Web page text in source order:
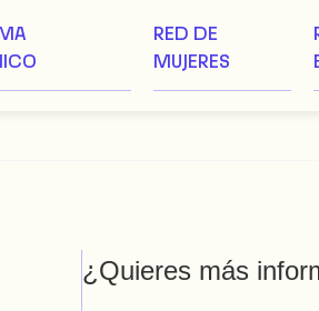
RED DE
MUJERES
¿Quieres más